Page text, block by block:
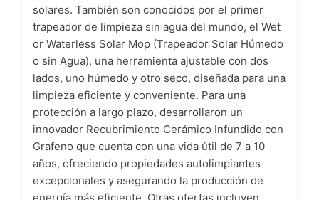
solares. También son conocidos por el primer
trapeador de limpieza sin agua del mundo, el Wet
or Waterless Solar Mop (Trapeador Solar Húmedo
o sin Agua), una herramienta ajustable con dos
lados, uno húmedo y otro seco, diseñada para una
limpieza eficiente y conveniente. Para una
protección a largo plazo, desarrollaron un
innovador Recubrimiento Cerámico Infundido con
Grafeno que cuenta con una vida útil de 7 a 10
años, ofreciendo propiedades autolimpiantes
excepcionales y asegurando la producción de
energía más eficiente. Otras ofertas incluyen